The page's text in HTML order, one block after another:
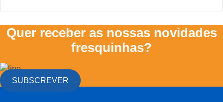
Quer receber as nossas novidades
fresquinhas?
SUBSCREVER